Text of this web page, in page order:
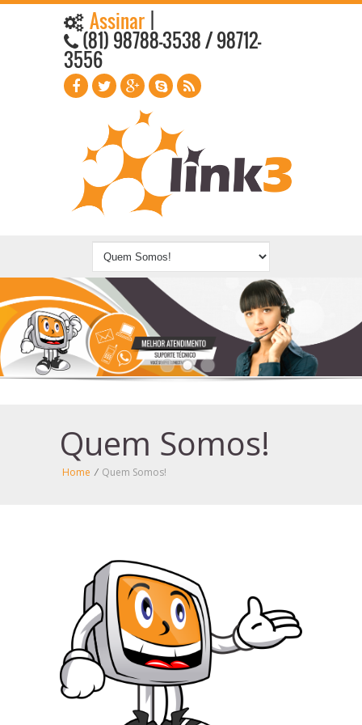
Assinar
(81) 98788-3538 / 98712-
3556
Quem Somos!
Home / Quem Somos!